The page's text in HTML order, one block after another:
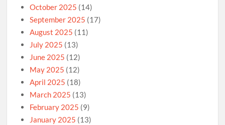
October 2025 (14)
September 2025 (17)
August 2025 (11)
July 2025 (13)
June 2025 (12)
May 2025 (12)
April 2025 (18)
March 2025 (13)
February 2025 (9)
January 2025 (13)